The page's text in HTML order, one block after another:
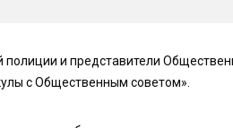
полиции и представители
с Общественным советом».